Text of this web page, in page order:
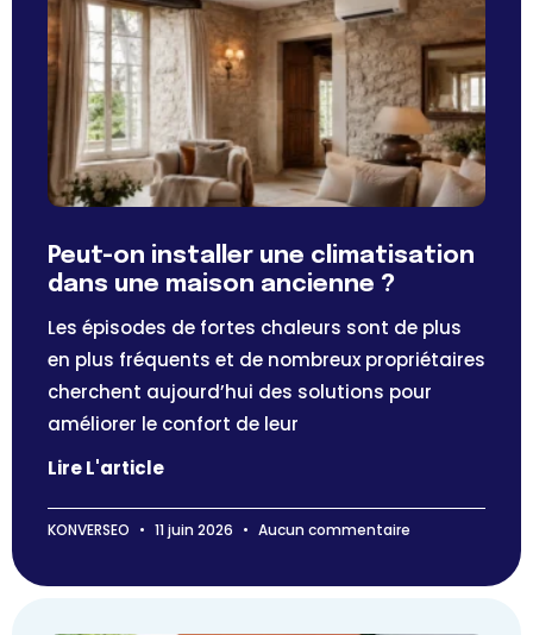
Peut-on installer une climatisation
dans une maison ancienne ?
Les épisodes de fortes chaleurs sont de plus
en plus fréquents et de nombreux propriétaires
cherchent aujourd’hui des solutions pour
améliorer le confort de leur
Lire L'article
KONVERSEO 11 juin 2026 Aucun commentaire